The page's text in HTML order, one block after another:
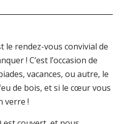
le rendez-vous convivial de
! C’est l’occasion de
vacances, ou autre, le
de bois, et si le cœur vous
verre !